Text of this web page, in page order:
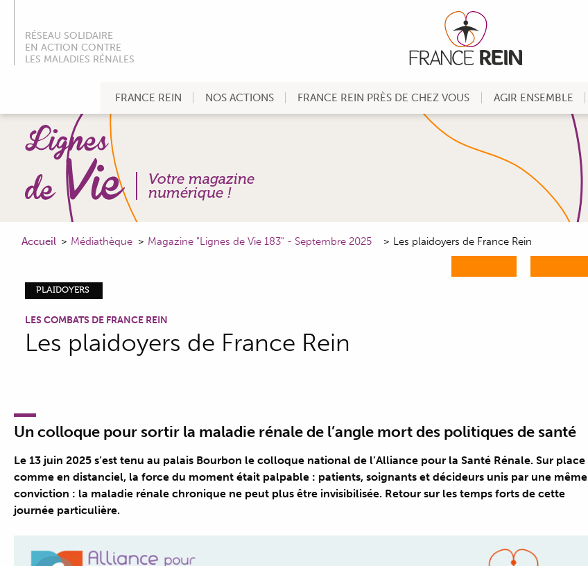
RÉSEAU SOLIDAIRE
EN ACTION CONTRE
LES MALADIES RÉNALES
FRANCE REIN NOS ACTIONS FRANCE REIN PRÈS DE CHEZ VOUS AGIR ENSEMBLE
Votre magazine
numérique !
Accueil Médiathèque Magazine "Lignes de Vie 183" - Septembre 2025 Les plaidoyers de France Rein
PLAIDOYERS
LES COMBATS DE FRANCE REIN
Les plaidoyers de France Rein
Un colloque pour sortir la maladie rénale de l’angle mort des politiques de santé
Le 13 juin 2025 s’est tenu au palais Bourbon le colloque national de l’Alliance pour la Santé Rénale. Sur place
comme en distanciel, la force du moment était palpable : patients, soignants et décideurs unis par une même
conviction : la maladie rénale chronique ne peut plus être invisibilisée. Retour sur les temps forts de cette
journée particulière.